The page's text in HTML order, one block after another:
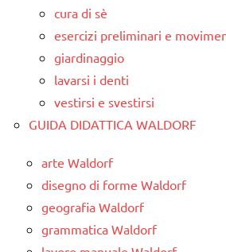
cura di sè
esercizi preliminari e
giardinaggio
lavarsi i denti
vestirsi e svestirsi
GUIDA DIDATTICA WALDORF
arte Waldorf
disegno di forme Waldorf
geografia Waldorf
grammatica Waldorf